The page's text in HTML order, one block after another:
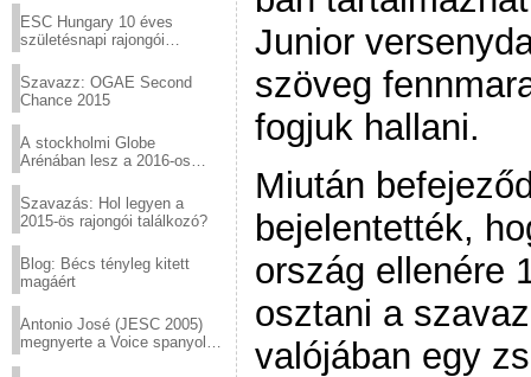
sztárjai a Margitszigeten
ESC Hungary 10 éves
születésnapi rajongói
Szavazz: OGAE Second
Chance 2015
A stockholmi Globe
Arénában lesz a 2016-os
Szavazás: Hol legyen a
2015-ös rajongói találkozó?
Blog: Bécs tényleg kitett
magáért
Antonio José (JESC 2005)
megnyerte a Voice spanyol
Junior
szöveg
fogjuk hallani.
Miután
bejelentették,
ország ellenére
osztani a
valójában egy